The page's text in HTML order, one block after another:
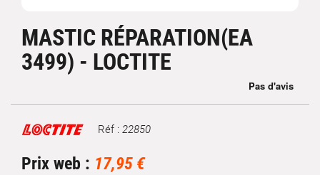
MASTIC RÉPARATION(EA
3499) - LOCTITE
Marque Réf : 22850
Prix web : 17,95 €